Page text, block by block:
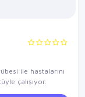
ile hastalarını
çalışıyor.